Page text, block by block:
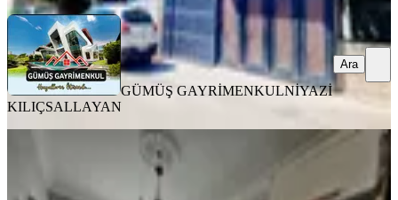
GÜMÜŞ GAYRİMENKULNİYAZİ
KILIÇSALLAYAN
Ara
Yeni Rota Emlaktan Merkezi
Konumda Satılık 3+1 Daire